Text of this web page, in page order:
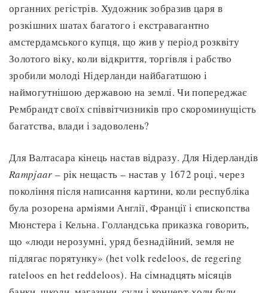
органних регістрів. Художник зобразив царя в
розкішних шатах багатого і екстравагантно
амстердамського купця, що жив у період розквіту
Золотого віку, коли відкриття, торгівля і рабство
зробили молоді Нідерланди найбагатшою і
наймогутнішою державою на землі. Чи попереджає
Рембрандт своїх співвітчизників про скороминущість
багатства, влади і задоволень?
Для Валтасара кінець настав відразу. Для Нідерландів
Rampjaar – рік нещасть – настав у 1672 році, через
покоління після написання картини, коли республіка
була розорена арміями Англії, Франції і єпископства
Мюнстера і Кельна. Голландська приказка говорить,
що «люди нерозумні, уряд безнадійний, земля не
підлягає порятунку» (het volk redeloos, de regering
rateloos en het reddeloos). На сімнадцять місяців